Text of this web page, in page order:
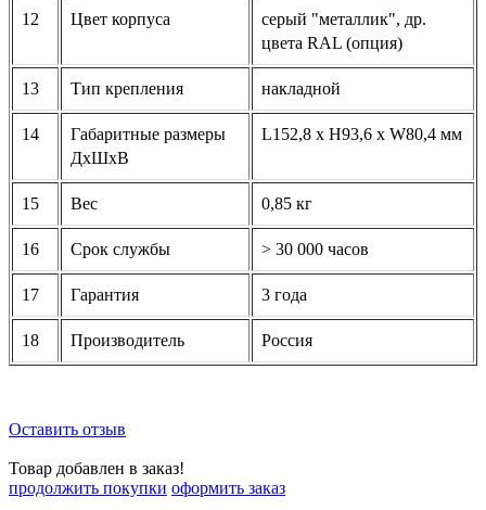
12 Цвет корпуса
серый "металлик", др.
цвета RAL (опция)
13 Тип крепления накладной
14
Габаритные размеры
ДхШхВ
L152,8 х H93,6 x W80,4 мм
15 Вес 0,85 кг
16 Срок службы > 30 000 часов
17 Гарантия 3 года
18 Производитель Россия
Оставить отзыв
Товар добавлен в заказ!
продолжить покупки оформить заказ